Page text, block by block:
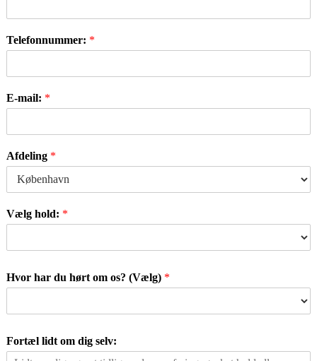
Telefonnummer: *
E-mail: *
Afdeling *
Vælg hold: *
Hvor har du hørt om os? (Vælg) *
Fortæl lidt om dig selv: